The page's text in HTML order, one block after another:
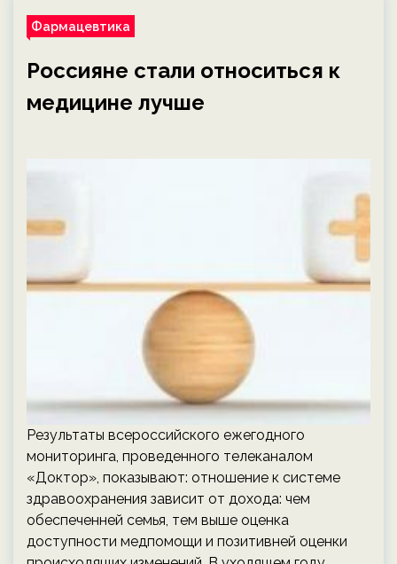
Фармацевтика
Россияне стали относиться к
медицине лучше
Результаты всероссийского ежегодного
мониторинга, проведенного телеканалом
«Доктор», показывают: отношение к системе
здравоохранения зависит от дохода: чем
обеспеченней семья, тем выше оценка
доступности медпомощи и позитивней оценки